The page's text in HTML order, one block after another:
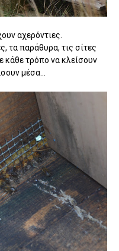
αχερόντιες.
τα παράθυρα, τις σίτες
κάθε τρόπο να κλείσουν
μέσα...